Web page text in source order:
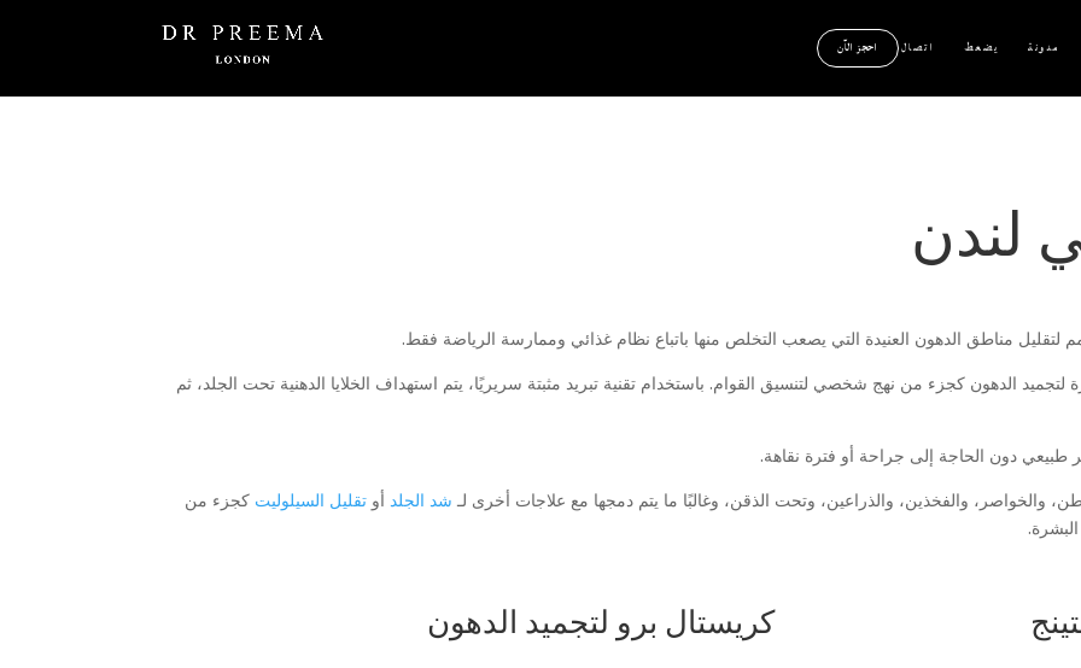
مدونة يضعط اتصال احجز الآن
لندن
لتقليل مناطق الدهون العنيدة التي يصعب التخلص منها باتباع نظام غذائي وممارسة الرياضة فقط.
الدهون كجزء من نهج شخصي لتنسيق القوام. باستخدام تقنية تبريد مثبتة سريريًا، يتم استهداف الخلايا الدهنية تحت الجلد، ثم
طبيعي دون الحاجة إلى جراحة أو فترة نقاهة.
والخواصر، والفخذين، والذراعين، وتحت الذقن، وغالبًا ما يتم دمجها مع علاجات أخرى لـ شد الجلد أوتقليل السيلوليت كجزء من
كريستال برو لتجميد الدهون